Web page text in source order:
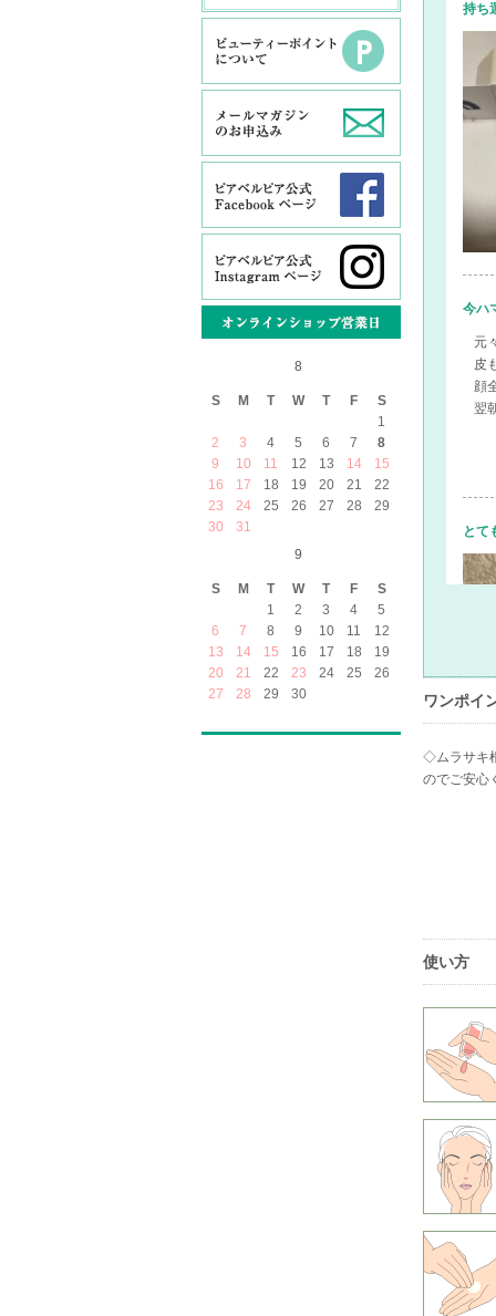
8
S M T W T F
S
1
2
3 4 5 6 7
8
9
10 11 12 13 14
15
16
17 18 19 20 21
22
23
24 25 26 27 28
29
30
31
9
S M T W T F
S
1
2 3 4
5
6
7 8 9 10 11
12
13
14 15 16 17 18
19
20
21 22 23 24 25
26
27
28 29 30
持ち
今ハ
元
皮
顔
翌
とて
ニキ
そ
顔
ニキ
ニ
数
毎
ワンポイ
◇ムラサキ
のでご安心
使い方